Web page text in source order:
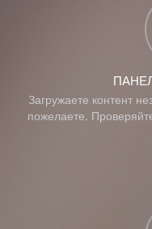
Загружаете контент
пожелаете.